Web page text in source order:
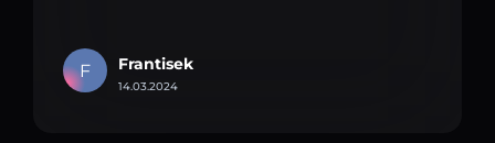
F Frantisek
14.03.2024